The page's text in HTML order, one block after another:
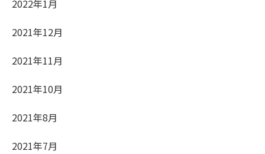
2022年1月
2021年12月
2021年11月
2021年10月
2021年8月
2021年7月